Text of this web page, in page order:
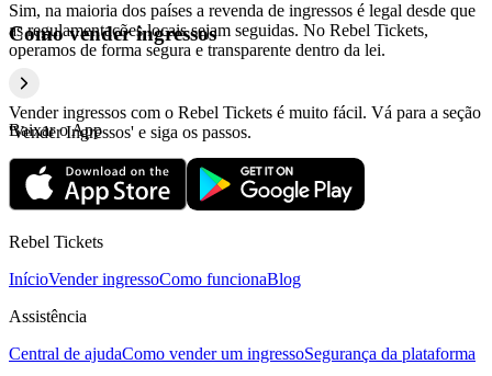
Sim, na maioria dos países a revenda de ingressos é legal desde que
as regulamentações locais sejam seguidas. No Rebel Tickets,
operamos de forma segura e transparente dentro da lei.
Como vender ingressos
Vender ingressos com o Rebel Tickets é muito fácil. Vá para a seção
'Vender Ingressos' e siga os passos.
Baixar o App
Rebel Tickets
InícioVender ingressoComo funcionaBlog
Assistência
Central de ajudaComo vender um ingressoSegurança da plataforma